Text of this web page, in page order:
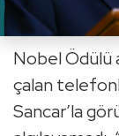
Nobel Ödülü
çalan
San­car’la